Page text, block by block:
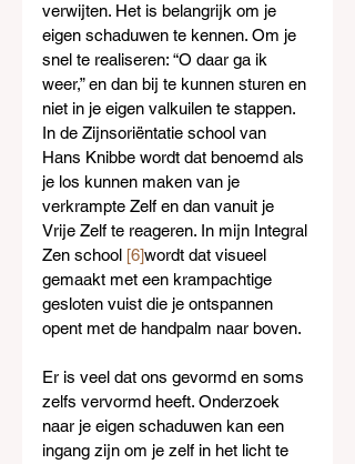
verwijten. Het is belangrijk om je
eigen schaduwen te kennen. Om je
snel te realiseren: “O daar ga ik
weer,” en dan bij te kunnen sturen en
niet in je eigen valkuilen te stappen.
In de Zijnsoriëntatie school van
Hans Knibbe wordt dat benoemd als
je los kunnen maken van je
verkrampte Zelf en dan vanuit je
Vrije Zelf te reageren. In mijn Integral
Zen school [6]wordt dat visueel
gemaakt met een krampachtige
gesloten vuist die je ontspannen
opent met de handpalm naar boven.
Er is veel dat ons gevormd en soms
zelfs vervormd heeft. Onderzoek
naar je eigen schaduwen kan een
ingang zijn om je zelf in het licht te